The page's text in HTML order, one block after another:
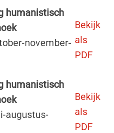
humanistisch
november-
Bekijk
als
PDF
humanistisch
augustus-
Bekijk
als
PDF